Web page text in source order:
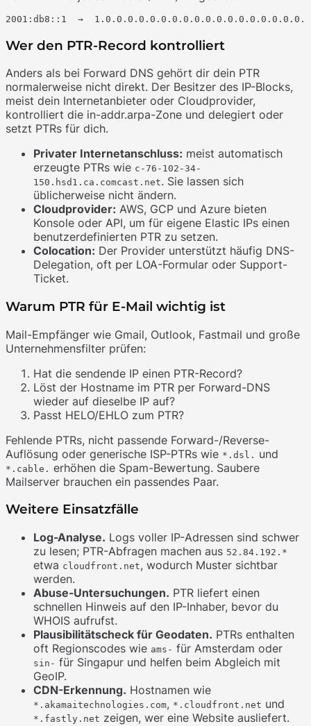
Wer den PTR-Record kontrolliert
Anders als bei Forward DNS gehört dir dein PTR
normalerweise nicht direkt. Der Besitzer des IP-Blocks,
meist dein Internetanbieter oder Cloudprovider,
kontrolliert die in-addr.arpa-Zone und delegiert oder
setzt PTRs für dich.
Privater Internetanschluss: meist automatisch
erzeugte PTRs wie c-76-102-34-
150.hsd1.ca.comcast.net. Sie lassen sich
üblicherweise nicht ändern.
Cloudprovider: AWS, GCP und Azure bieten
Konsole oder API, um für eigene Elastic IPs einen
benutzerdefinierten PTR zu setzen.
Colocation: Der Provider unterstützt häufig DNS-
Delegation, oft per LOA-Formular oder Support-
Ticket.
Warum PTR für E-Mail wichtig ist
Mail-Empfänger wie Gmail, Outlook, Fastmail und große
Unternehmensfilter prüfen:
Hat die sendende IP einen PTR-Record?
Löst der Hostname im PTR per Forward-DNS
wieder auf dieselbe IP auf?
Passt HELO/EHLO zum PTR?
Fehlende PTRs, nicht passende Forward-/Reverse-
Auflösung oder generische ISP-PTRs wie *.dsl. und
*.cable. erhöhen die Spam-Bewertung. Saubere
Mailserver brauchen ein passendes Paar.
Weitere Einsatzfälle
Log-Analyse. Logs voller IP-Adressen sind schwer
zu lesen; PTR-Abfragen machen aus 52.84.192.*
etwa cloudfront.net, wodurch Muster sichtbar
werden.
Abuse-Untersuchungen. PTR liefert einen
schnellen Hinweis auf den IP-Inhaber, bevor du
WHOIS aufrufst.
Plausibilitätscheck für Geodaten. PTRs enthalten
oft Regionscodes wie ams- für Amsterdam oder
sin- für Singapur und helfen beim Abgleich mit
GeoIP.
CDN-Erkennung. Hostnamen wie
*.akamaitechnologies.com, *.cloudfront.net und
*.fastly.net zeigen, wer eine Website ausliefert.